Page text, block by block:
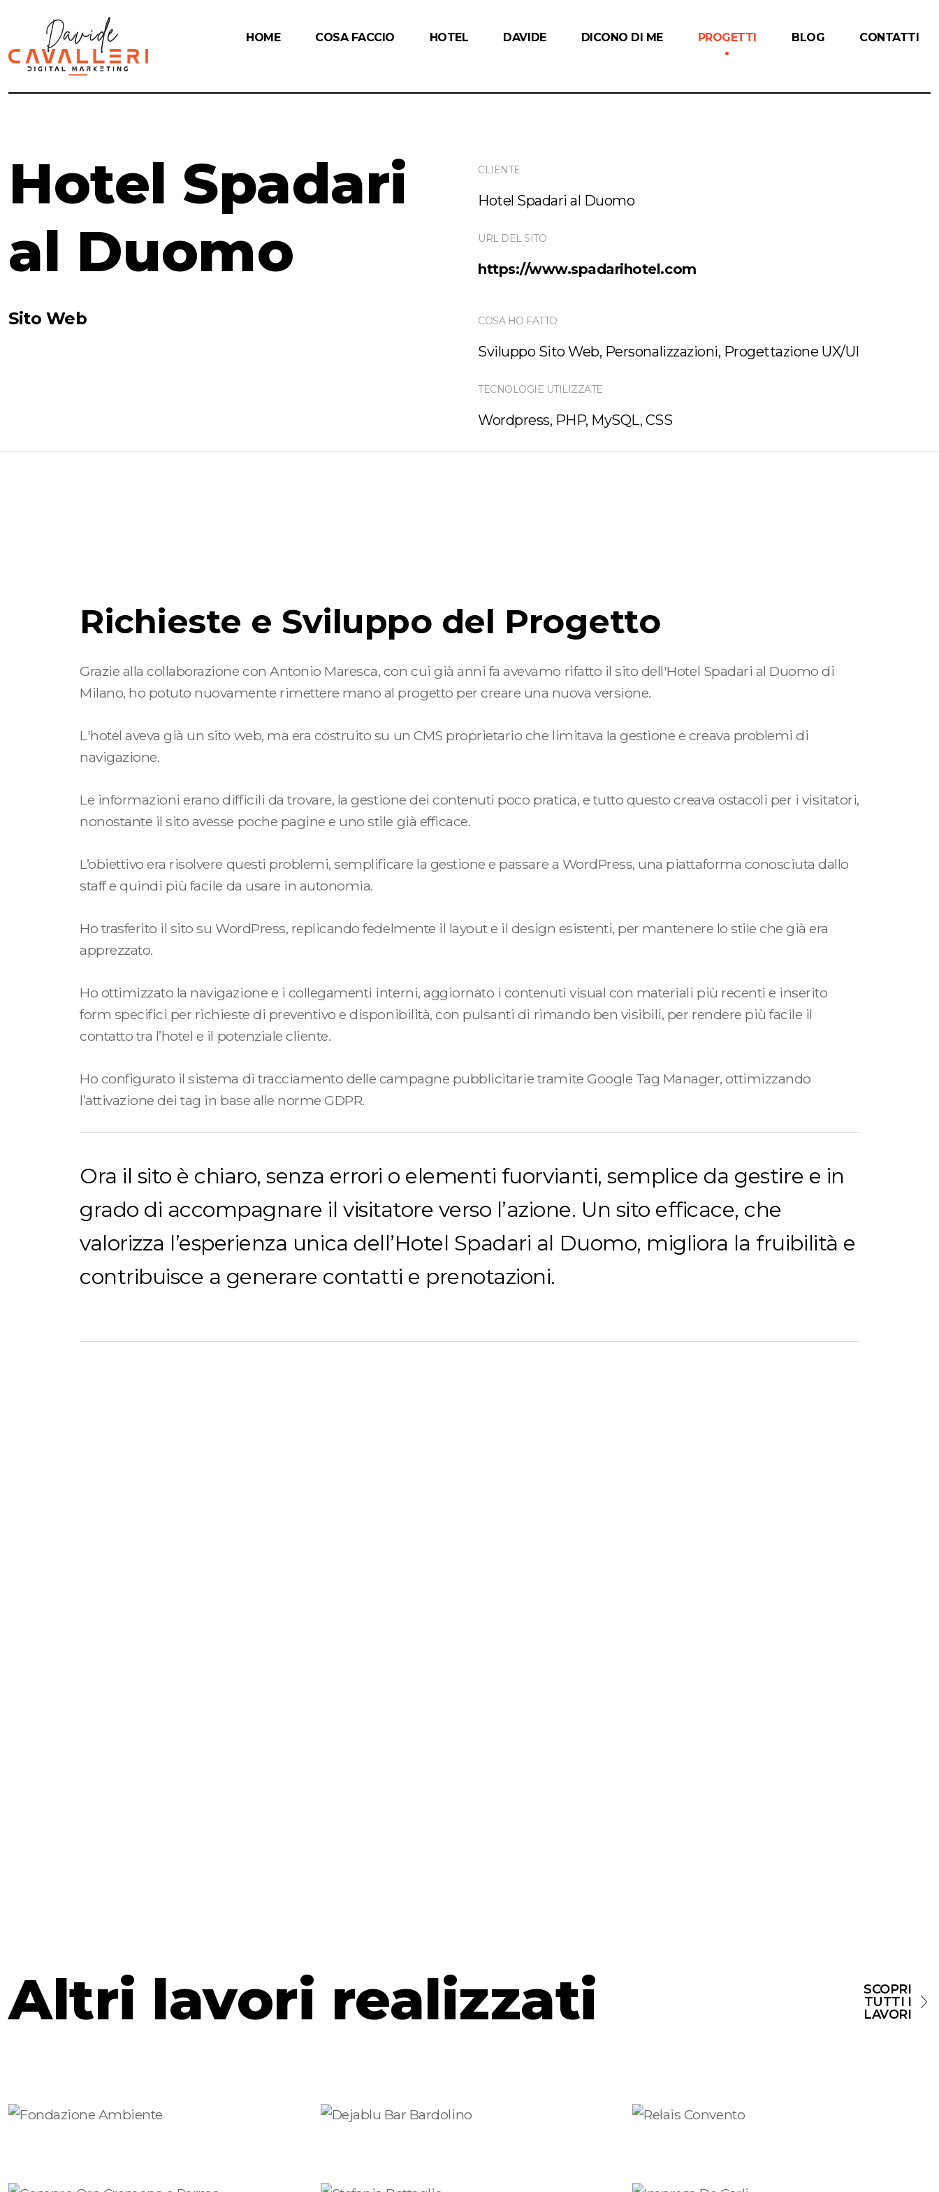
HOME COSA FACCIO HOTEL DAVIDE DICONO DI ME PROGETTI BLOG CONTATTI
Hotel Spadari
al Duomo
Sito Web
CLIENTE
Hotel Spadari al Duomo
URL DEL SITO
https://www.spadarihotel.com
COSA HO FATTO
Sviluppo Sito Web, Personalizzazioni, Progettazione UX/UI
TECNOLOGIE UTILIZZATE
Wordpress, PHP, MySQL, CSS
Richieste e Sviluppo del Progetto
Grazie alla collaborazione conAntonio Maresca, con cui già anni fa avevamo rifatto il sito dell'Hotel Spadari al Duomo di
Milano, ho potuto nuovamente rimettere mano al progetto per creare una nuova versione.
L'hotel aveva già un sito web, ma era costruito su un CMS proprietario che limitava la gestione e creava problemi di
navigazione.
Le informazioni erano difficili da trovare, la gestione dei contenuti poco pratica, e tutto questo creava ostacoli per i visitatori,
nonostante il sito avesse poche pagine e uno stile già efficace.
L’obiettivo era risolvere questi problemi, semplificare la gestione e passare a WordPress, una piattaforma conosciuta dallo
staff e quindi più facile da usare in autonomia.
Ho trasferito il sito su WordPress, replicando fedelmente il layout e il design esistenti, per mantenere lo stile che già era
apprezzato.
Ho ottimizzato la navigazione e i collegamenti interni, aggiornato i contenuti visual con materiali più recenti e inserito
form specifici per richieste di preventivo e disponibilità, con pulsanti di rimando ben visibili, per rendere più facile il
contatto tra l’hotel e il potenziale cliente.
Ho configurato il sistema di tracciamento delle campagne pubblicitarie tramite Google Tag Manager, ottimizzando
l’attivazione dei tag in base alle norme GDPR.
Ora il sito è chiaro, senza errori o elementi fuorvianti, semplice da gestire e in
grado di accompagnare il visitatore verso l’azione. Un sito efficace, che
valorizza l’esperienza unica dell’Hotel Spadari al Duomo, migliora la fruibilità e
contribuisce a generare contatti e prenotazioni.
Altri lavori realizzati
SCOPRI
TUTTI I
LAVORI